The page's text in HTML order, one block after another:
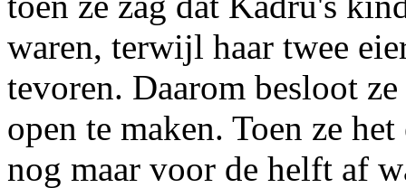
waren, terwijl haar twee
tevoren. Daarom besloot
open te maken. Toen ze
nog maar voor de helft af